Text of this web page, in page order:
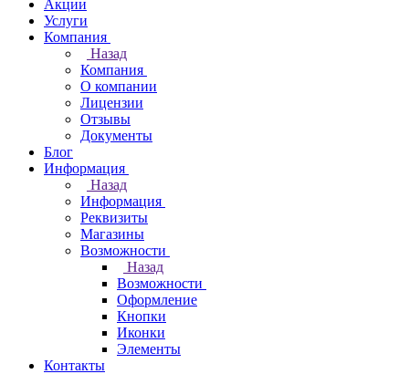
Акции
Услуги
Компания
Назад
Компания
О компании
Лицензии
Отзывы
Документы
Блог
Информация
Назад
Информация
Реквизиты
Магазины
Возможности
Назад
Возможности
Оформление
Кнопки
Иконки
Элементы
Контакты